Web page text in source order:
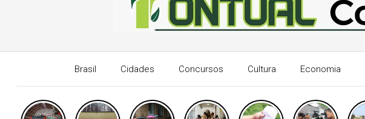
Brasil Cidades Concursos Cultura Economia